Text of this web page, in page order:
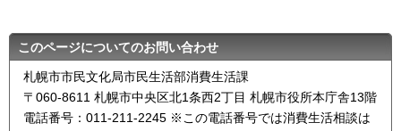
このページについてのお問い合わせ
札幌市市民文化局市民生活部消費生活課
〒060-8611 札幌市中央区北1条西2丁目 札幌市役所本庁舎13階
電話番号：011-211-2245 ※この電話番号では消費生活相談は